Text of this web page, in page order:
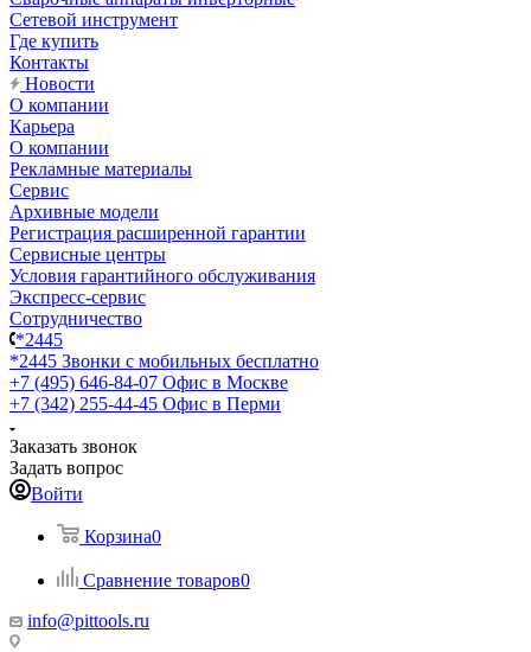
Сетевой инструмент
Где купить
Контакты
Новости
О компании
Карьера
О компании
Рекламные материалы
Сервис
Архивные модели
Регистрация расширенной гарантии
Сервисные центры
Условия гарантийного обслуживания
Экспресс-сервис
Сотрудничество
*2445
*2445 Звонки с мобильных бесплатно
+7 (495) 646-84-07 Офис в Москве
+7 (342) 255-44-45 Офис в Перми
Заказать звонок
Задать вопрос
Войти
Корзина0
Сравнение товаров0
info@pittools.ru